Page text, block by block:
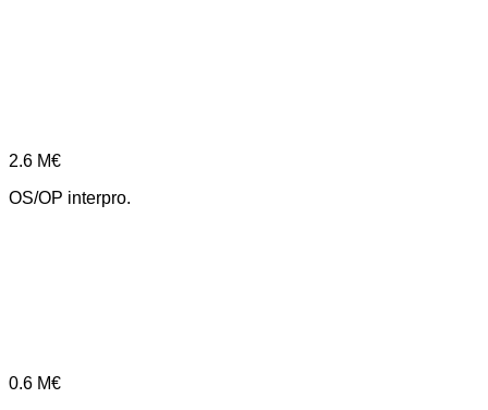
2.6 M€
OS/OP interpro.
0.6 M€